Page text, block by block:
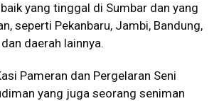
yang tinggal di Sumbar dan yang
seperti Pekanbaru, Jambi, Bandung,
daerah lainnya.
Pameran dan Pergelaran Seni
yang juga seorang seniman